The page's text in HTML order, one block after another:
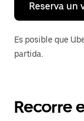
Reserva un
Es posible que
partida.
Recorre